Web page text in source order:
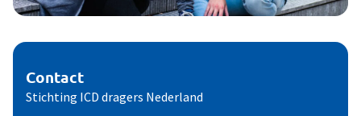
Contact
Stichting ICD dragers Nederland